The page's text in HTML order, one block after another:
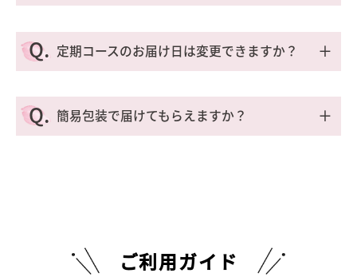
A. 日本郵便に通知する転居届は、他社に共有されて
いません。
ご住所が変わる際は、お手数ですが、さくらの森
にもご連絡をお願いいたします。
Q. 定期コースのお届け日は変更できますか？ ＋
A. 次回お届け予定日の10日前までご変更できます。
お電話やメール、LINEよりご連絡ください。
また、マイページからでも簡単にご変更できま
る可能性がございます。お手数をおかけいたしま
すが、お早めにご連絡ください。
Q. 簡易包装で届けてもらえますか？ ＋
お電話やメール、LINEでもお気軽にお申し付けく
ださい。
ご利用ガイド